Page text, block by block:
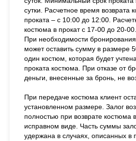
сутки. Расчетное время возврата
проката – с 10:00 до 12:00.
костюма в прокат с 17-00 до 20-00.
При необходимости
может оставить сумму в размере
один костюм, которая будет
проката костюма. При отказе от
деньги, внесенные за бронь, не
При передаче костюма клиент
установленном размере. Залог
полностью при возврате костюма
исправном виде. Часть суммы
удержана в случаях, описанных в